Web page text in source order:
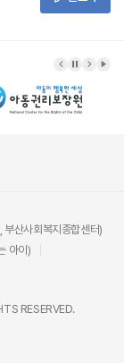
산사회복지종합센터)
아이)
RESERVED.